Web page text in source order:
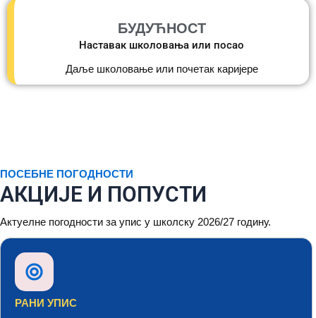
БУДУЋНОСТ
Наставак школовања или посао
Даље школовање или почетак каријере
ПОСЕБНЕ ПОГОДНОСТИ
АКЦИЈЕ И ПОПУСТИ
Актуелне погодности за упис у школску 2026/27 годину.
РАНИ УПИС